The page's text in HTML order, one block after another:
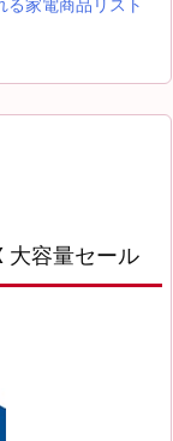
家電商品リスト
大容量セール